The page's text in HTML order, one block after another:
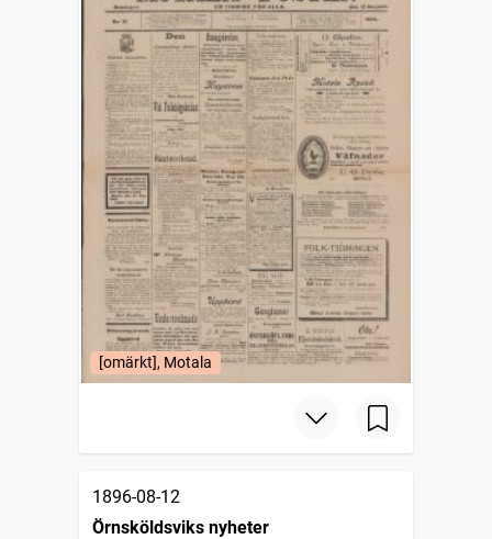
[omärkt], Motala
1896-08-12
Örnsköldsviks nyheter